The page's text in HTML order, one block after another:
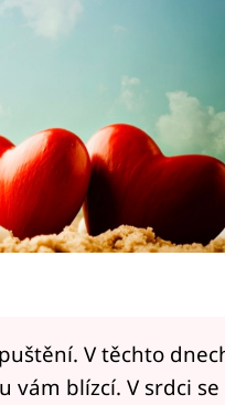
V těchto
blízcí. V srdci se